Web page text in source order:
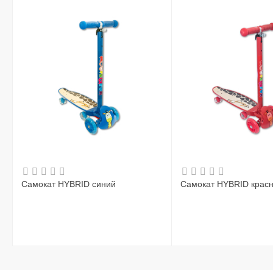
Самокат HYBRID синий Самокат HYBRID